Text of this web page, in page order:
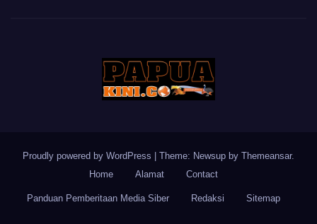
Proudly powered by WordPress Theme: Newsup by Themeansar.
Home
Alamat Contact
Panduan Pemberitaan Media Siber Redaksi Sitemap